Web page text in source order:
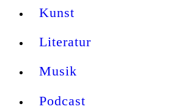
Kunst
Literatur
Musik
Podcast